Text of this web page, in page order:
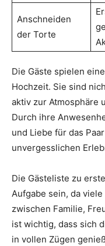
Anschneiden
der Torte
Die Gäste spielen
Hochzeit. Sie sind
aktiv zur Atmosphäre
Durch ihre
und Liebe für das
unvergesslichen
Die Gästeliste zu
Aufgabe sein, da
zwischen Familie,
ist wichtig, dass sich
in vollen Zügen